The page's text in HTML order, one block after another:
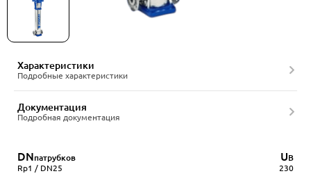
Характеристики
Подробные характеристики
Документация
Подробная документация
DNпатрубков
Rp1 / DN25
UВ
230